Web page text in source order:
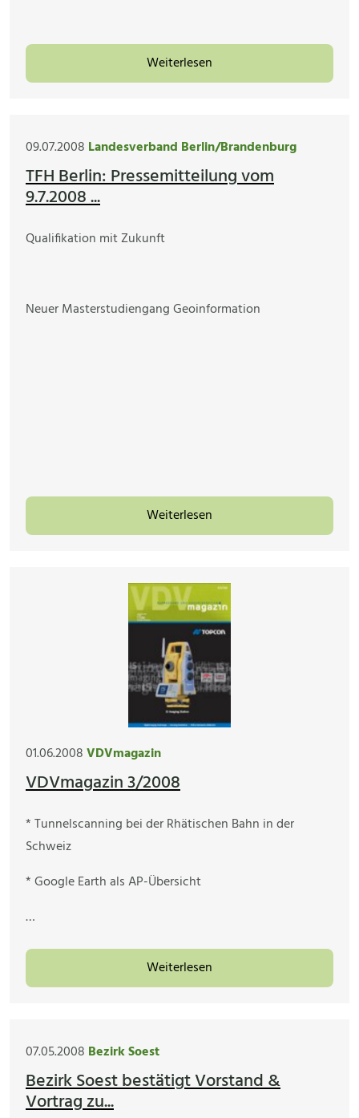
Weiterlesen
09.07.2008 Landesverband Berlin/Brandenburg
TFH Berlin: Pressemitteilung vom
9.7.2008 ...
Qualifikation mit Zukunft
Neuer Masterstudiengang Geoinformation
Weiterlesen
01.06.2008VDVmagazin
VDVmagazin 3/2008
* Tunnelscanning bei der Rhätischen Bahn in der
Schweiz
* Google Earth als AP-Übersicht
…
Weiterlesen
07.05.2008 Bezirk Soest
Bezirk Soest bestätigt Vorstand &
Vortrag zu...